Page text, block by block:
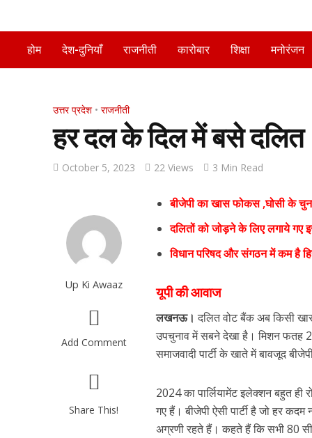
होम देश-दुनियाँ राजनीती कारोबार शिक्षा मनोरंजन
उत्तर प्रदेश • राजनीती
हर दल के दिल में बसे दलित
October 5, 2023 22 Views 3 Min Read
Up Ki Awaaz
Add Comment
Share This!
बीजेपी का खास फोकस ,घोसी के
दलितों को जोड़ने के लिए लगाये गए
विधान परिषद और संगठन में कम है
यूपी की आवाज
लखनऊ। दलित वोट बैंक अब किसी
उपचुनाव में सबने देखा है। मिशन फतह
समाजवादी पार्टी के खाते में बावजूद
2024 का पार्लियामेंट इलेक्शन बहुत ही
गए हैं। बीजेपी ऐसी पार्टी है जो हर
अग्रणी रहते हैं। कहते हैं कि सभी 80